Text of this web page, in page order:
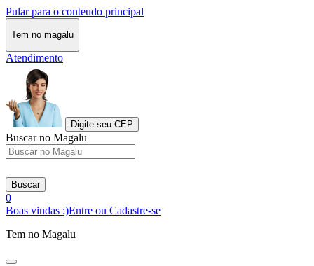
Pular para o conteudo principal
Tem no magalu
Atendimento
Digite seu CEP
Buscar no Magalu
Buscar
0
Boas vindas :)Entre ou Cadastre-se
Tem no Magalu